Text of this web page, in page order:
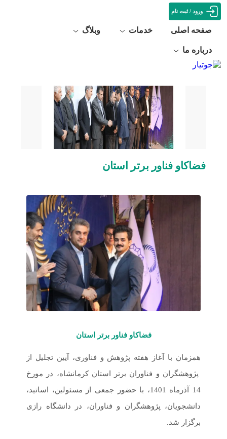
ورود / ثبت نام
صفحه اصلی خدمات وبلاگ
درباره ما
فضاکاو فناور برتر استان
فضاکاو فناور برتر استان
همزمان با آغاز هفته پژوهش و فناوری، آیین تجلیل از
پژوهشگران و فناوران برتر استان کرمانشاه، در مورخ
14 آذرماه 1401، با حضور جمعی از مسئولین، اساتید،
دانشجویان، پژوهشگران و فناوران، در دانشگاه رازی
برگزار شد.